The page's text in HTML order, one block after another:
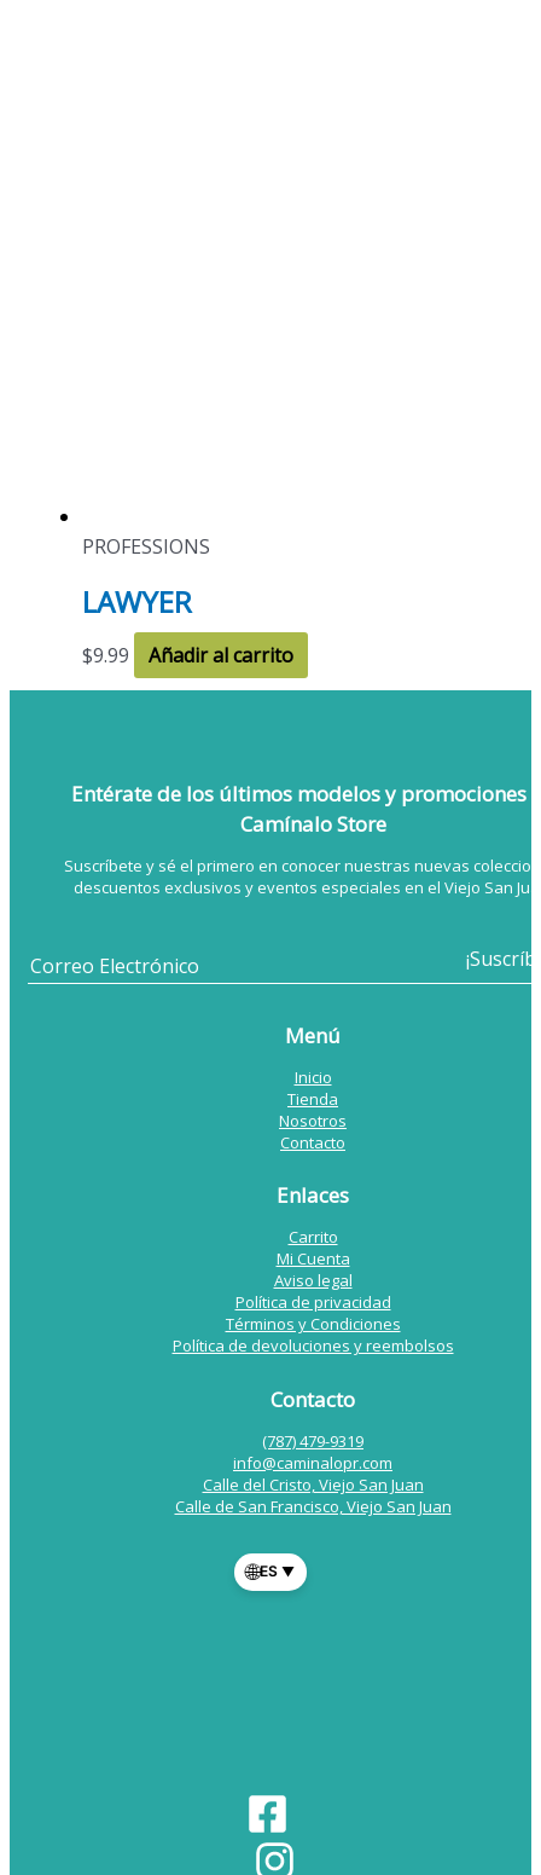
PROFESSIONS
LAWYER
$9.99 Añadir al carrito
Entérate de los últimos modelosy promociones
Camínalo Store
Suscríbete y sé el primero en conocer nuestras nuevas
descuentos exclusivos y eventos especiales en el Viejo San
Menú
Inicio
Tienda
Nosotros
Contacto
Enlaces
Carrito
Mi Cuenta
Aviso legal
Política de privacidad
Términos y Condiciones
Política de devoluciones y reembolsos
Contacto
(787) 479-9319
info@caminalopr.com
Calle del Cristo, Viejo San Juan
Calle de San Francisco, Viejo San Juan
🌐ES ▼